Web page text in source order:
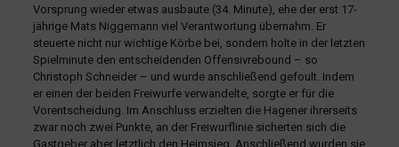
Vorsprung wieder etwas ausbaute (34. Minute), ehe der erst 17-
jährige Mats Niggemann viel Verantwortung übernahm. Er
steuerte nicht nur wichtige Körbe bei, sondern holte in der letzten
Spielminute den entscheidenden Offensivrebound – so
Christoph Schneider – und wurde anschließend gefoult. Indem
er einen der beiden Freiwurfe verwandelte, sorgte er für die
Vorentscheidung. Im Anschluss erzielten die Hagener ihrerseits
zwar noch zwei Punkte, an der Freiwurflinie sicherten sich die
Gastgeber aber letztlich den Heimsieg. Anschließend wurden sie